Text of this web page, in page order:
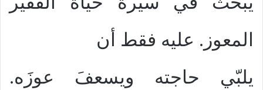
المعوز. عليه فقط أن
يلبّي حاجته ويسعفَ عوزَه.